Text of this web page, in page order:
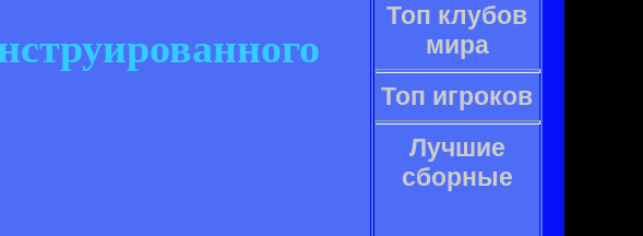
Топ клубов
мира
Топ игроков
Лучшие
сборные